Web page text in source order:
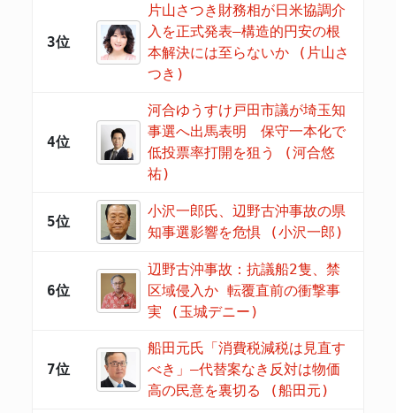
3位
片山さつき財務相が日米協調介
入を正式発表―構造的円安の根
本解決には至らないか (片山さ
つき)
4位
河合ゆうすけ戸田市議が埼玉知
事選へ出馬表明 保守一本化で
低投票率打開を狙う (河合悠
祐)
5位
小沢一郎氏、辺野古沖事故の県
知事選影響を危惧 (小沢一郎)
6位
辺野古沖事故：抗議船2隻、禁
区域侵入か 転覆直前の衝撃事
実 (玉城デニー)
7位
船田元氏「消費税減税は見直す
べき」―代替案なき反対は物価
高の民意を裏切る (船田元)